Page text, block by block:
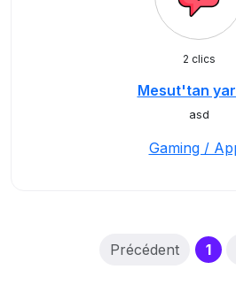
2 clics
Mesut'tan
asd
Gaming /
Précédent 1